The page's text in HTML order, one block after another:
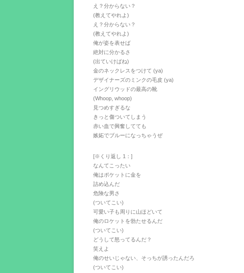
え？分からない？
(教えてやれよ)
え？分からない？
(教えてやれよ)
俺が姿を表せば
絶対に分かるさ
(出ていけばね)
金のネックレスをつけて (ya)
デザイナーズのミンクの毛皮 (ya)
イングリウッドの最高の靴
(Whoop, whoop)
見つめすぎるな
きっと傷ついてしまう
赤い血で興奮してても
嫉妬でブルーになっちゃうぜ
[※くり返し 1：]
なんてこったい
俺はポケットに金を
詰め込んだ
危険な男さ
(ついてこい)
可愛い子も周りに山ほどいて
俺のロケットを勃たせるんだ
(ついてこい)
どうして怒ってるんだ？
笑えよ
俺のせいじゃない、そっちが誘ったんだろ
(ついてこい)